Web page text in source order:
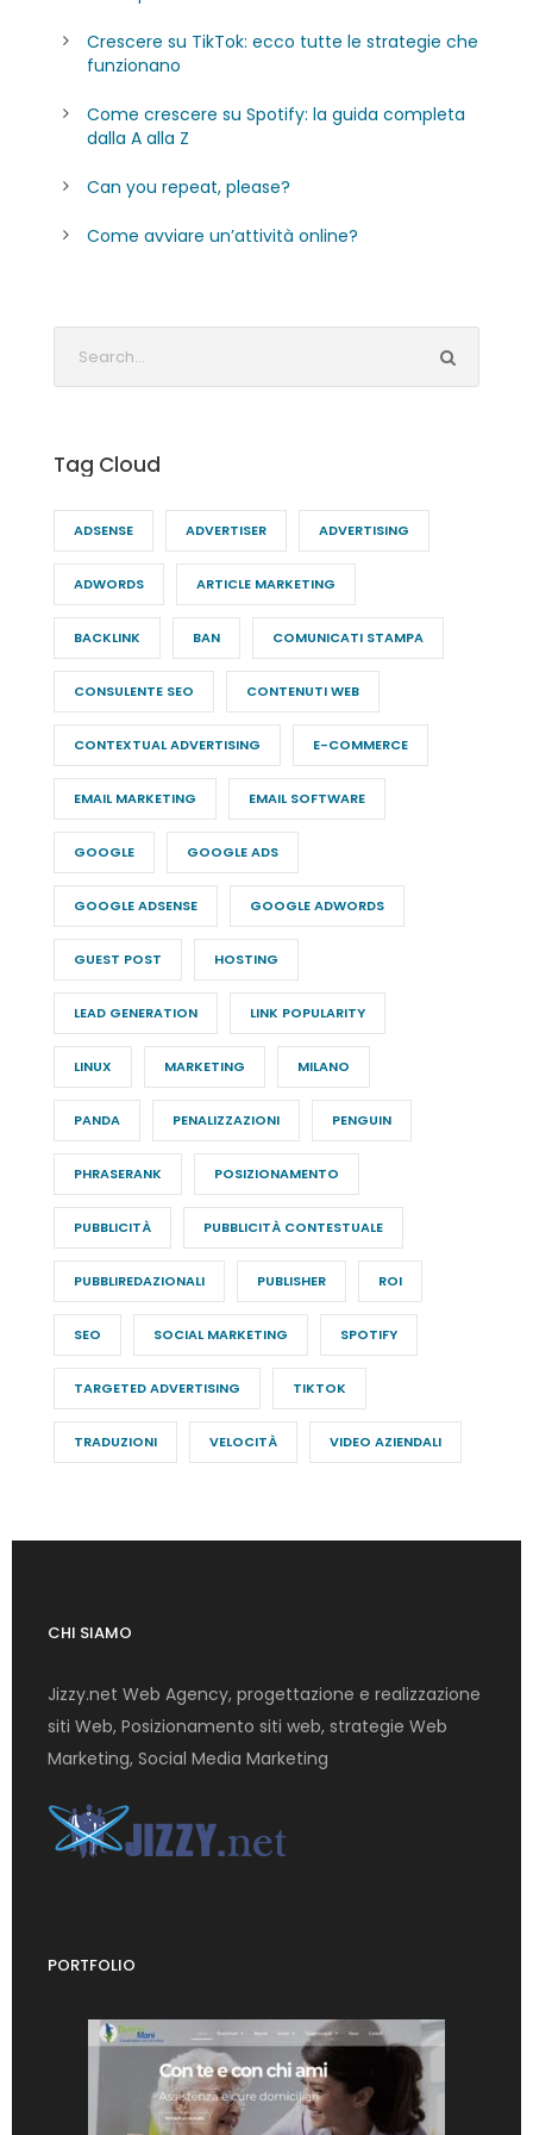
Crescere su TikTok: ecco tutte le strategie che
funzionano
Come crescere su Spotify: la guida completa
dalla A alla Z
Can you repeat, please?
Come avviare un’attività online?
Tag Cloud
ADSENSE ADVERTISER ADVERTISING
ADWORDS ARTICLE MARKETING
BACKLINK BAN COMUNICATI STAMPA
CONSULENTE SEO CONTENUTI WEB
CONTEXTUAL ADVERTISING E-COMMERCE
EMAIL MARKETING EMAIL SOFTWARE
GOOGLE GOOGLE ADS
GOOGLE ADSENSE GOOGLE ADWORDS
GUEST POST HOSTING
LEAD GENERATION LINK POPULARITY
LINUX MARKETING MILANO
PANDA PENALIZZAZIONI PENGUIN
PHRASERANK POSIZIONAMENTO
PUBBLICITÀ PUBBLICITÀ CONTESTUALE
PUBBLIREDAZIONALI PUBLISHER ROI
SEO SOCIAL MARKETING SPOTIFY
TARGETED ADVERTISING TIKTOK
TRADUZIONI VELOCITÀ VIDEO AZIENDALI
CHI SIAMO
Jizzy.net Web Agency, progettazione e realizzazione
siti Web, Posizionamento siti web, strategie Web
Marketing, Social Media Marketing
PORTFOLIO